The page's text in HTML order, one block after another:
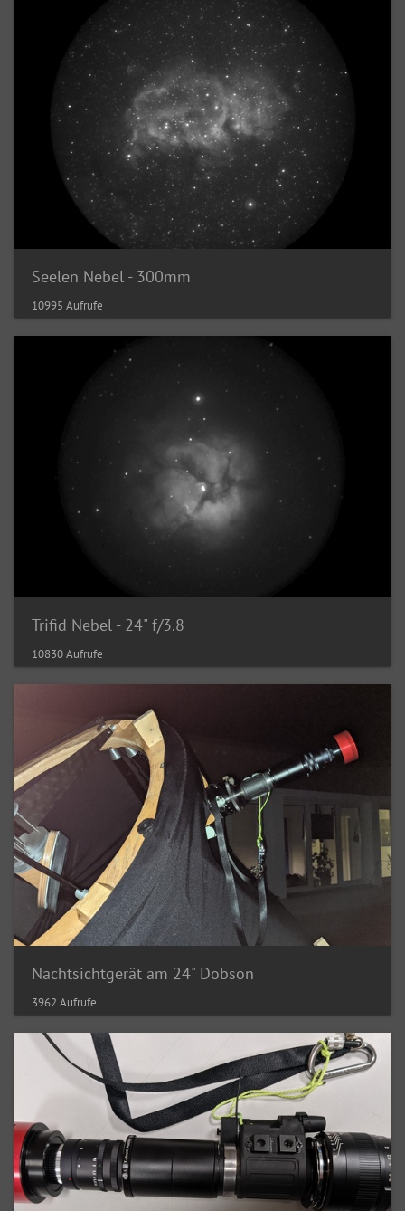
Seelen Nebel - 300mm
10995 Aufrufe
Trifid Nebel - 24" f/3.8
10830 Aufrufe
Nachtsichtgerät am 24" Dobson
3962 Aufrufe